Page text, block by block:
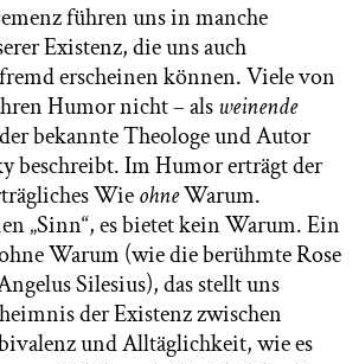
führen uns in manche
Existenz, die uns auch
erscheinen können. Viele von
Humor nicht – alsweinende
bekannte Theologe und Autor
beschreibt. Im Humor erträgt der
WieohneWarum.
„Sinn“, es bietet kein Warum. Ein
Warum (wie die berühmte Rose
Silesius), das stellt uns
der Existenz zwischen
und Alltäglichkeit, wie es